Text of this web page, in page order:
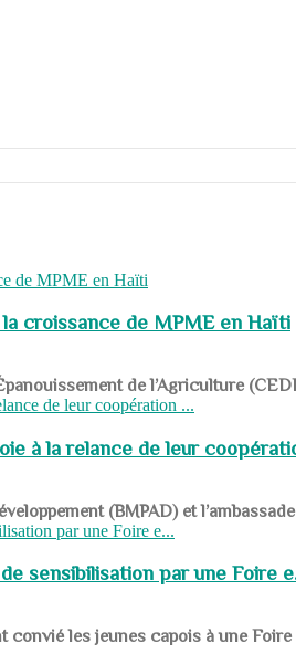
croissance de MPME en Haïti
de l’Agriculture
à la relance de leur
(BMPAD) et
sensibilisation par une Foire
les jeunes capois à une